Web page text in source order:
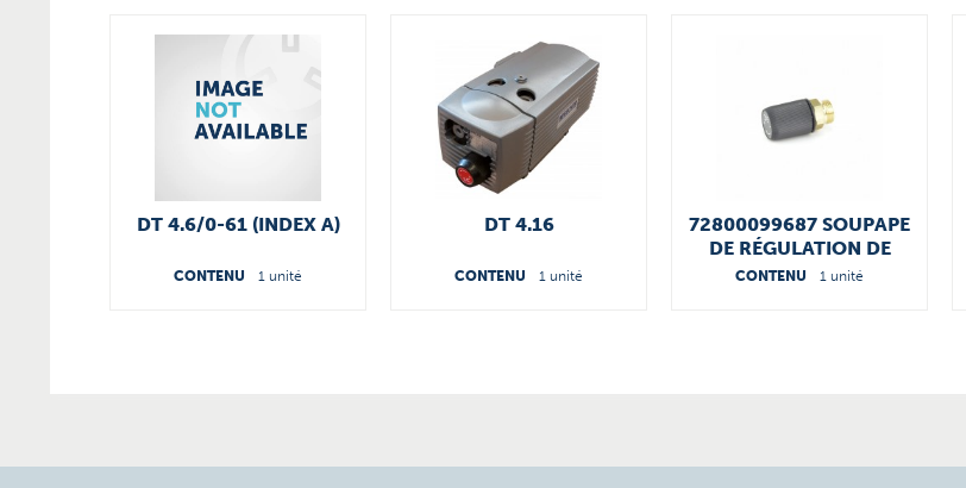
DT 4.6/0-61 (INDEX A)
CONTENU 1 unité
DT 4.16
CONTENU 1 unité
72800099687 SOUPAPE
DE RÉGULATION DE
PRESSION
CONTENU 1 unité